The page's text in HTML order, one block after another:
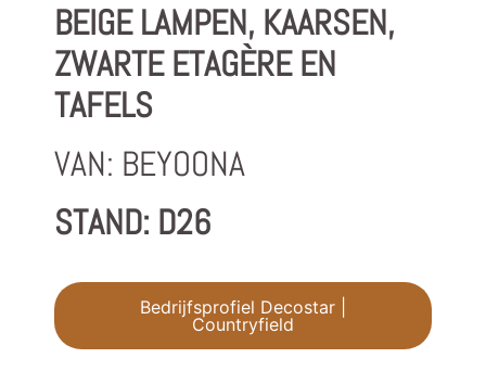
BEIGE LAMPEN, KAARSEN,
ZWARTE ETAGÈRE EN
TAFELS
VAN: BEYOONA
STAND: D26
Bedrijfsprofiel Decostar |
Countryfield